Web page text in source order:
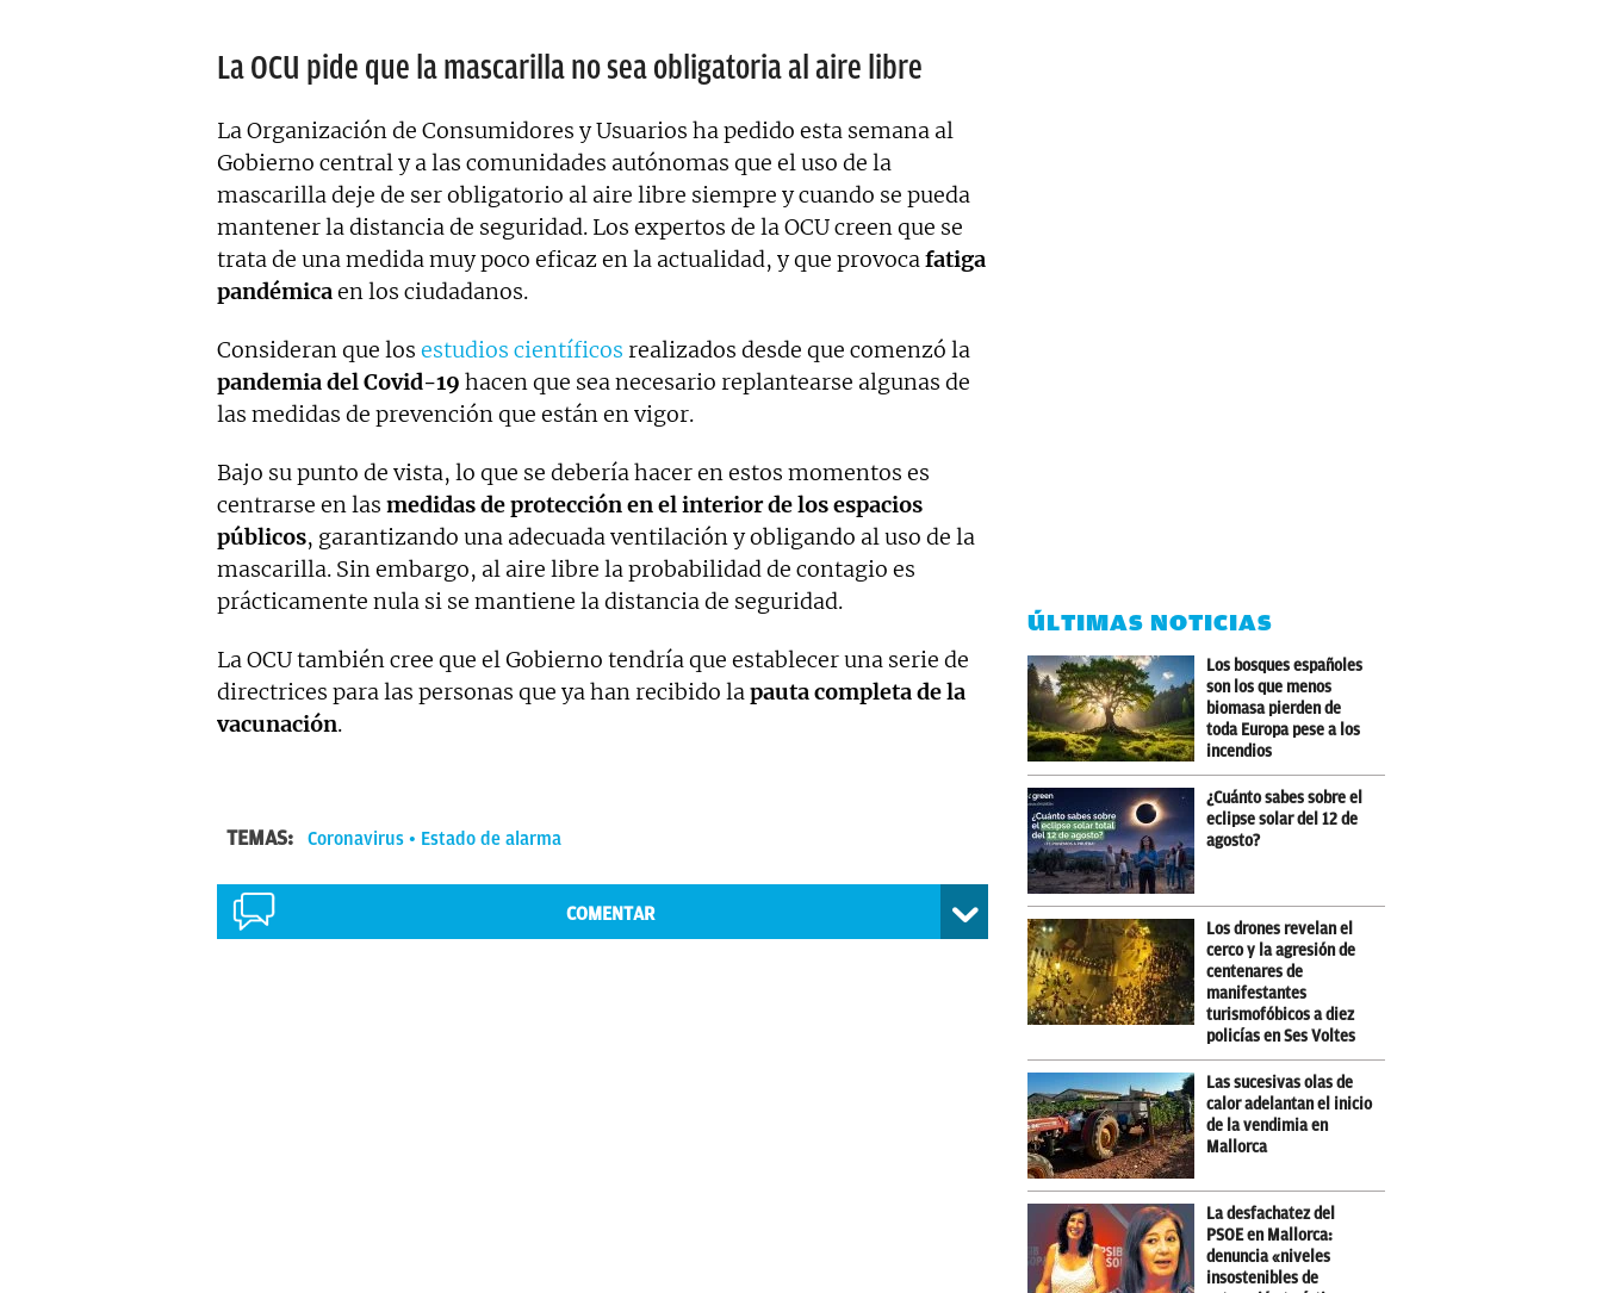
La OCU pide que la mascarilla no sea obligatoria al aire libre
La Organización de Consumidores y Usuarios ha pedido esta semana al
Gobierno central y a las comunidades autónomas que el uso de la
mascarilla deje de ser obligatorio al aire libre siempre y cuando se pueda
mantener la distancia de seguridad. Los expertos de la OCU creen que se
trata de una medida muy poco eficaz en la actualidad, y que provocafatiga
pandémicaen los ciudadanos.
Consideran que los estudios científicos realizados desde que comenzó la
pandemia del Covid-19 hacen que sea necesario replantearse algunas de
las medidas de prevención que están en vigor.
Bajo su punto de vista, lo que se debería hacer en estos momentos es
centrarse en las medidas de protección en el interior de los espacios
públicos, garantizando una adecuada ventilación y obligando al uso de la
mascarilla. Sin embargo, al aire libre la probabilidad de contagio es
prácticamente nula si se mantiene la distancia de seguridad.
La OCU también cree que el Gobierno tendría que establecer una serie de
directrices para las personas que ya han recibido lapauta completa de la
vacunación.
TEMAS: Coronavirus Estado de alarma
COMENTAR
ÚLTIMAS NOTICIAS
Los bosques españoles
son los que menos
biomasa pierden de
toda Europa pese a los
incendios
¿Cuánto sabes sobre el
eclipse solar del 12 de
agosto?
Los drones revelan el
cerco y la agresión de
centenares de
manifestantes
turismofóbicos a diez
policías en Ses Voltes
Las sucesivas olas de
calor adelantan el inicio
de la vendimia en
Mallorca
La desfachatez del
PSOE en Mallorca:
denuncia «niveles
insostenibles de